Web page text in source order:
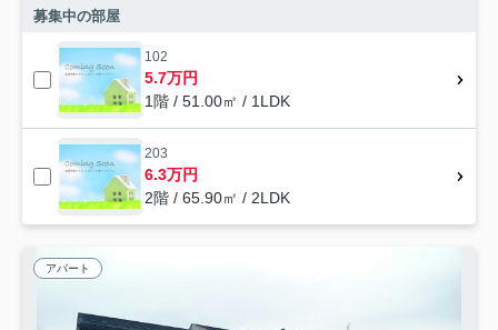
募集中の部屋
102
5.7万円
1階 / 51.00㎡ / 1LDK
203
6.3万円
2階 / 65.90㎡ / 2LDK
アパート